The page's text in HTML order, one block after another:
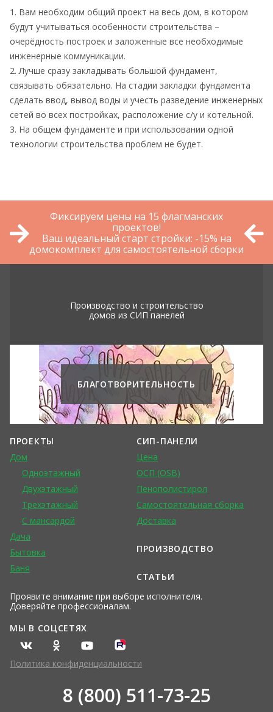
1. Вам необходим общий проект на весь дом, в котором
будут учитываться особенности строительства –
очерёдность построек и заложенные все необходимые
инженерные коммуникации.
2. Лучше сразу закладывать большой фундамент,
связывать обязательно. На стадии закладки фундамента
сделать ввод, вывод воды и учесть разведение инженерных
сетей во всех постройках, расположение с/у и котельной.
3. На общем фундаменте и при использовании одной
технологии строительства проблем не будет.
Фиксируем цены на 15 флагманских
проектов!
Ваш идеальный старт стройки: -15% на
домокомплект для самостоятельной сборки
Производство и строительство
домов из СИП панелей
БЛАГОТВОРИТЕЛЬНОСТЬ
ПРОЕКТЫ
Дом
Одноэтажный
Двухэтажный
Трехэтажный
С мансардой
Дача
Бытовка
Баня
Проявите внимание при выборе исполнителя.
Доверяйте профессионалам.
СИП-ПАНЕЛИ
Цена
ОСП (OSB)
Пенополистирол
Самостоятельная сборка
Доставка
ПРОИЗВОДСТВО
СТАТЬИ
МЫ В СОЦСЕТЯХ
Политика конфиденциальности
8 (800) 511-73-25